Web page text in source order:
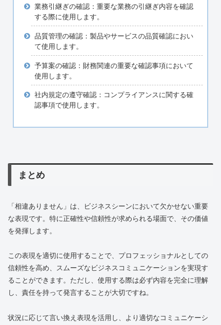
業務引継ぎの確認：重要な業務の引継ぎ内容を確認
する際に使用します。
品質管理の確認：製品やサービスの品質確認におい
て使用します。
予算案の確認：財務関連の重要な確認事項において
使用します。
社内規定の遵守確認：コンプライアンスに関する確
認事項で使用します。
まとめ
「相違ありません」は、ビジネスシーンにおいて欠かせない重要
な表現です。特に正確性や信頼性が求められる場面で、その価値
を発揮します。
この表現を適切に使用することで、プロフェッショナルとしての
信頼性を高め、スムーズなビジネスコミュニケーションを実現す
ることができます。ただし、使用する際は必ず内容を完全に理解
し、責任を持って発言することが大切ですね。
状況に応じて言い換え表現を活用し、より適切なコミュニケーシ